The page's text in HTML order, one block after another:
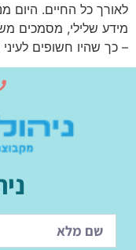
לאורך כל החיים. היום
מידע שלילי, מסמכים
– כך שהיו חשופים